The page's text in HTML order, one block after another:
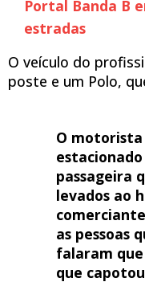
Portal Banda B
estradas
O veículo do
poste e um Polo,
O
passageira
levados ao
as pessoas
falaram
que